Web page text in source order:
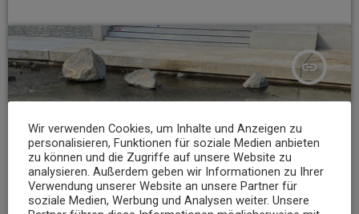
insert_link
Wir verwenden Cookies, um Inhalte und Anzeigen zu
personalisieren, Funktionen für soziale Medien anbieten
zu können und die Zugriffe auf unsere Website zu
analysieren. Außerdem geben wir Informationen zu Ihrer
Verwendung unserer Website an unsere Partner für
soziale Medien, Werbung und Analysen weiter. Unsere